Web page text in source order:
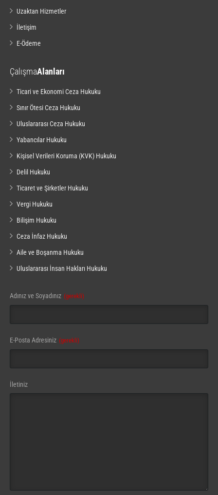
Uzaktan Hizmetler
İletişim
E-Ödeme
ÇalışmaAlanları
Ticari ve Ekonomi Ceza Hukuku
Sınır Ötesi Ceza Hukuku
Uluslararası Ceza Hukuku
Yabancılar Hukuku
Kişisel Verileri Koruma (KVK) Hukuku
Delil Hukuku
Ticaret ve Şirketler Hukuku
Vergi Hukuku
Bilişim Hukuku
Ceza İnfaz Hukuku
Aile ve Boşanma Hukuku
Uluslararası İnsan Hakları Hukuku
Business
Email (gerekli)
Adınız ve Soyadınız (gerekli)
E-Posta Adresiniz (gerekli)
İletiniz